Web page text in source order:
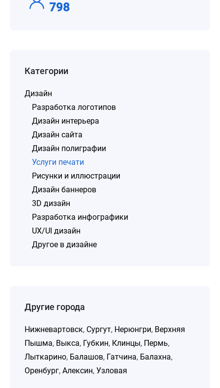
798
Категории
Дизайн
Разработка логотипов
Дизайн интерьера
Дизайн сайта
Дизайн полиграфии
Услуги печати
Рисунки и иллюстрации
Дизайн баннеров
3D дизайн
Разработка инфографики
UX/UI дизайн
Другое в дизайне
Другие города
Нижневартовск, Сургут, Нерюнгри, Верхняя
Пышма, Выкса, Губкин, Клинцы, Пермь,
Лыткарино, Балашов, Гатчина, Балахна,
Оренбург, Алексин, Узловая